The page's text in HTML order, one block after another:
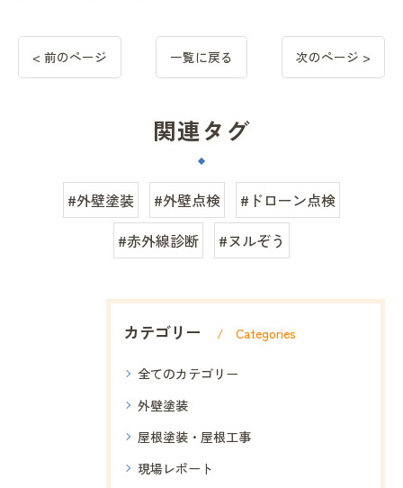
< 前のページ 一覧に戻る 次のページ >
関連タグ
#外壁塗装 #外壁点検
#ドローン点検
#赤外線診断
#ヌルぞう
カテゴリー Categories
全てのカテゴリー
外壁塗装
屋根塗装・屋根工事
現場レポート